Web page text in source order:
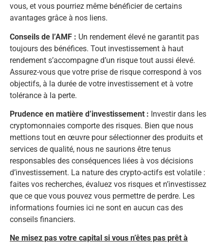
vous, et vous pourriez même bénéficier de certains
avantages grâce à nos liens.
Conseils de l’AMF : Un rendement élevé ne garantit pas
toujours des bénéfices. Tout investissement à haut
rendement s’accompagne d’un risque tout aussi élevé.
Assurez-vous que votre prise de risque correspond à vos
objectifs, à la durée de votre investissement et à votre
tolérance à la perte.
Prudence en matière d’investissement : Investir dans les
cryptomonnaies comporte des risques. Bien que nous
mettions tout en œuvre pour sélectionner des produits et
services de qualité, nous ne saurions être tenus
responsables des conséquences liées à vos décisions
d’investissement. La nature des crypto-actifs est volatile :
faites vos recherches, évaluez vos risques et n’investissez
que ce que vous pouvez vous permettre de perdre. Les
informations fournies ici ne sont en aucun cas des
conseils financiers.
Ne misez pas votre capital si vous n’êtes pas prêt à